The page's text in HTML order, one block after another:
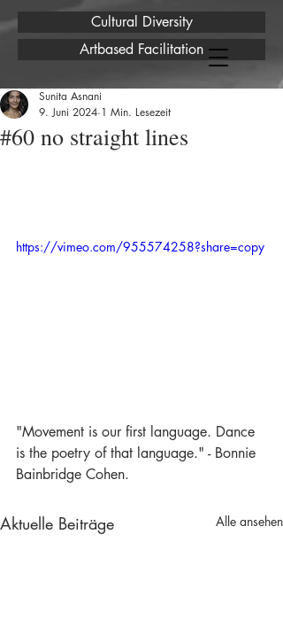
Cultural Diversity
Artbased Facilitation
#60 no straight lines
Sunita Asnani
9. Juni 2024 1 Min. Lesezeit
https://vimeo.com/955574258?share=copy
"Movement is our first language. Dance
is the poetry of that language." - Bonnie
Bainbridge Cohen.
Aktuelle Beiträge Alle ansehen